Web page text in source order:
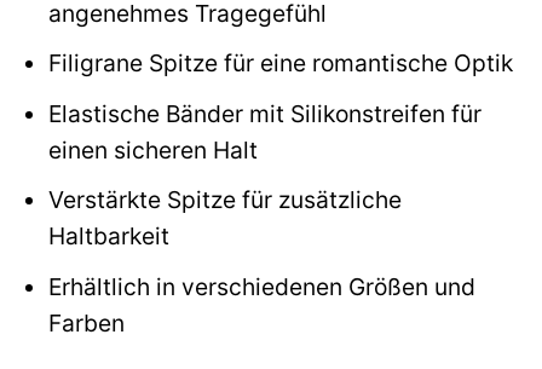
angenehmes Tragegefühl
Filigrane Spitze für eine romantische Optik
Elastische Bänder mit Silikonstreifen für
einen sicheren Halt
Verstärkte Spitze für zusätzliche
Haltbarkeit
Erhältlich in verschiedenen Größen und
Farben